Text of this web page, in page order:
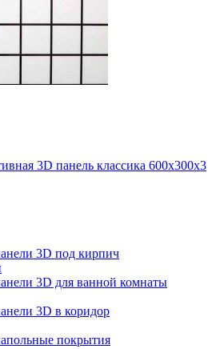
3D панель классика 600x300x3
3D под кирпич
3D для ванной комнаты
3D в коридор
покрытия